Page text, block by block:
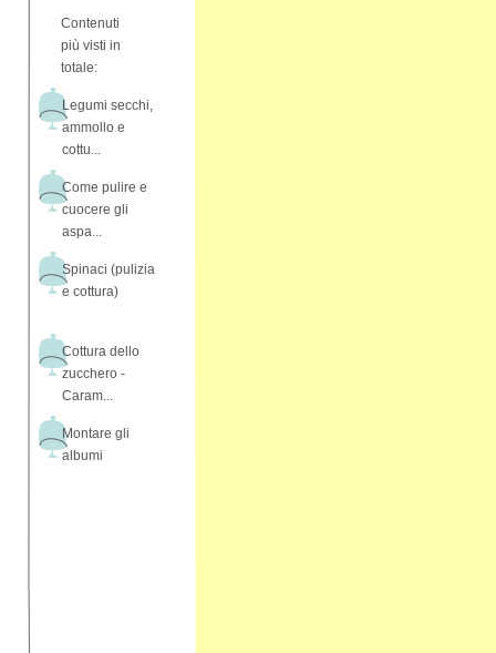
Contenuti
più visti in
totale:
Legumi secchi,
ammollo e
cottu...
Come pulire e
cuocere gli
aspa...
Spinaci (pulizia
e cottura)
Cottura dello
zucchero -
Caram...
Montare gli
albumi